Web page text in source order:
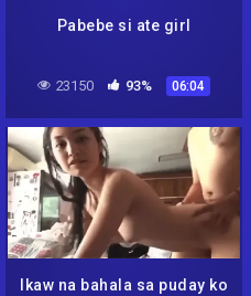
Pabebe si ate girl
23150 93% 06:04
Ikaw na bahala sa puday ko